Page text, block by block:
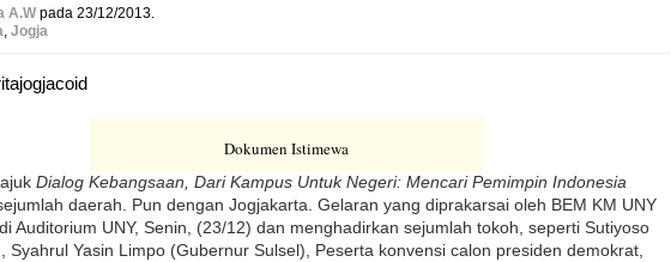
A.W pada 23/12/2013.
, Jogja
Dokumen Istimewa
Dialog Kebangsaan, Dari Kampus Untuk Negeri: Mencari Pemimpin Indonesia
daerah. Pun dengan Jogjakarta. Gelaran yang diprakarsai oleh BEM KM UNY
Auditorium UNY, Senin, (23/12) dan menghadirkan sejumlah tokoh, seperti Sutiyoso
Syahrul Yasin Limpo (Gubernur Sulsel), Peserta konvensi calon presiden demokrat,